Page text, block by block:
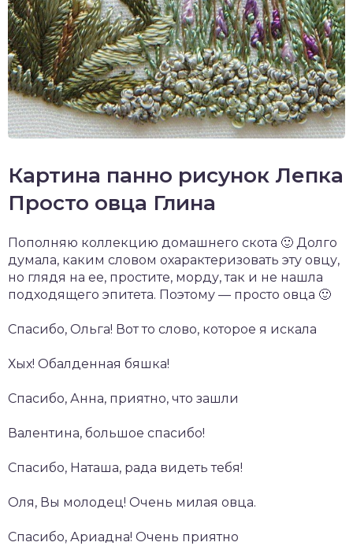
Картина панно рисунок Лепка
Просто овца Глина
Пополняю коллекцию домашнего скота 🙂 Долго
думала, каким словом охарактеризовать эту овцу,
но глядя на ее, простите, морду, так и не нашла
подходящего эпитета. Поэтому — просто овца 🙂
Спасибо, Ольга! Вот то слово, которое я искала
Хых! Обалденная бяшка!
Спасибо, Анна, приятно, что зашли
Валентина, большое спасибо!
Спасибо, Наташа, рада видеть тебя!
Оля, Вы молодец! Очень милая овца.
Спасибо, Ариадна! Очень приятно